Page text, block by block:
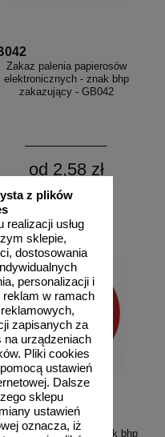
z plików
realizacji usług
sklepie,
dostosowania
personalizacji i
w ramach
zapisanych za
na urządzeniach
Pliki cookies
ustawień
Dalsze
sklepu
ustawień
oznacza, iż
Zakaz palenia papierosów
elektronicznych - znak bhp
zakazujący - GB042
od 2,58 zł
do koszyka
opierania się - znak bhp